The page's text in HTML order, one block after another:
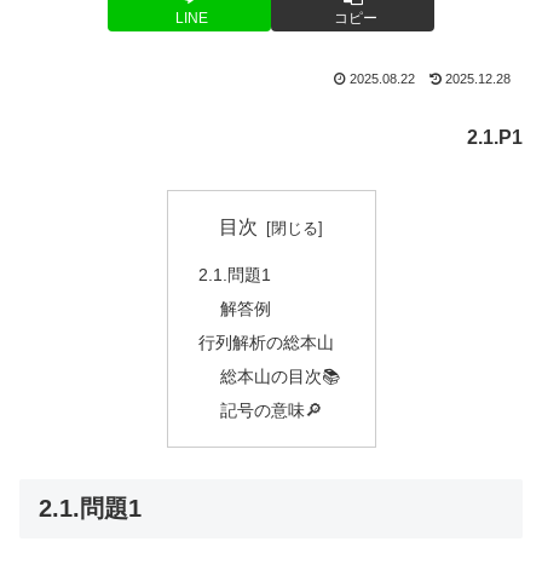
LINE コピー
2025.08.22 2025.12.28
2.1.P1
目次
2.1.問題1
解答例
行列解析の総本山
総本山の目次📚
記号の意味🔎
2.1.問題1